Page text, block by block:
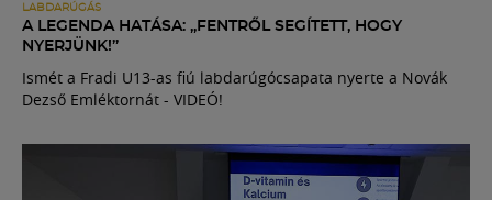
LABDARÚGÁS
A LEGENDA HATÁSA: „FENTRŐL SEGÍTETT, HOGY
NYERJÜNK!”
Ismét a Fradi U13-as fiú labdarúgócsapata nyerte a Novák
Dezső Emléktornát - VIDEÓ!